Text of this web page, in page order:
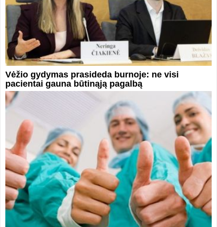
Vėžio gydymas prasideda burnoje: ne visi
pacientai gauna būtinąją pagalbą